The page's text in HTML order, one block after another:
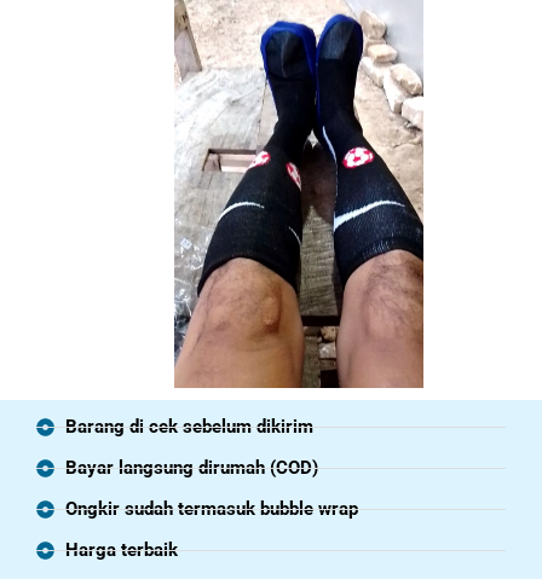
Barang di cek sebelum dikirim
Bayar langsung dirumah (COD)
Ongkir sudah termasuk bubble wrap
Harga terbaik